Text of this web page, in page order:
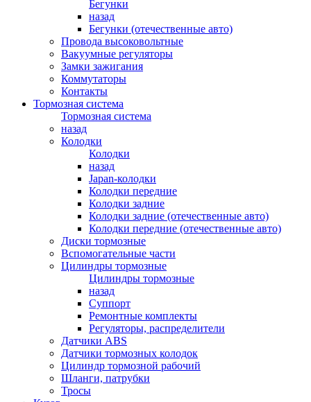
Бегунки
назад
Бегунки (отечественные авто)
Провода высоковольтные
Вакуумные регуляторы
Замки зажигания
Коммутаторы
Контакты
Тормозная система
Тормозная система
назад
Колодки
Колодки
назад
Japan-колодки
Колодки передние
Колодки задние
Колодки задние (отечественные авто)
Колодки передние (отечественные авто)
Диски тормозные
Вспомогательные части
Цилиндры тормозные
Цилиндры тормозные
назад
Суппорт
Ремонтные комплекты
Регуляторы, распределители
Датчики ABS
Датчики тормозных колодок
Цилиндр тормозной рабочий
Шланги, патрубки
Тросы